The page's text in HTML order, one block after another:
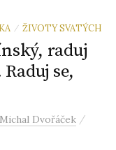
/ ŽIVOTY SVATÝCH
raduj
se,
Michal Dvořáček /